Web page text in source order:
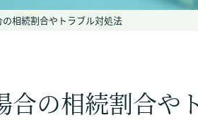
の相続割合やトラブル対処法
合の相続割合や